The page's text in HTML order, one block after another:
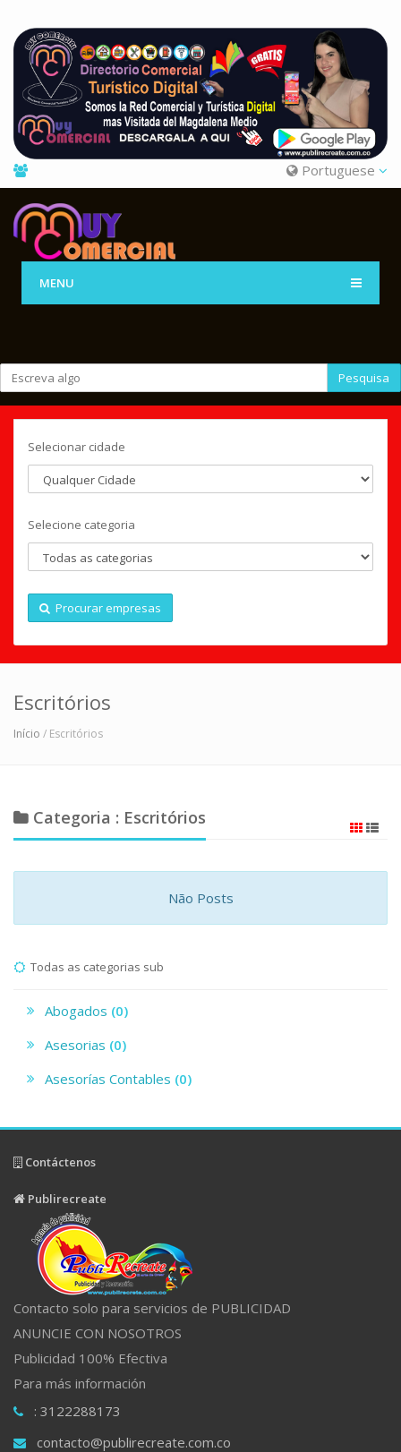
Portuguese
MENU
Pesquisa
Selecionar cidade
Selecione categoria
Procurar empresas
Escritórios
Início / Escritórios
Categoria : Escritórios
Não Posts
Todas as categorias sub
Abogados
(0)
Asesorias
(0)
Asesorías Contables
(0)
Contáctenos
Publirecreate
Contacto solo para servicios de PUBLICIDAD
ANUNCIE CON NOSOTROS
Publicidad 100% Efectiva
Para más información
: 3122288173
contacto@publirecreate.com.co